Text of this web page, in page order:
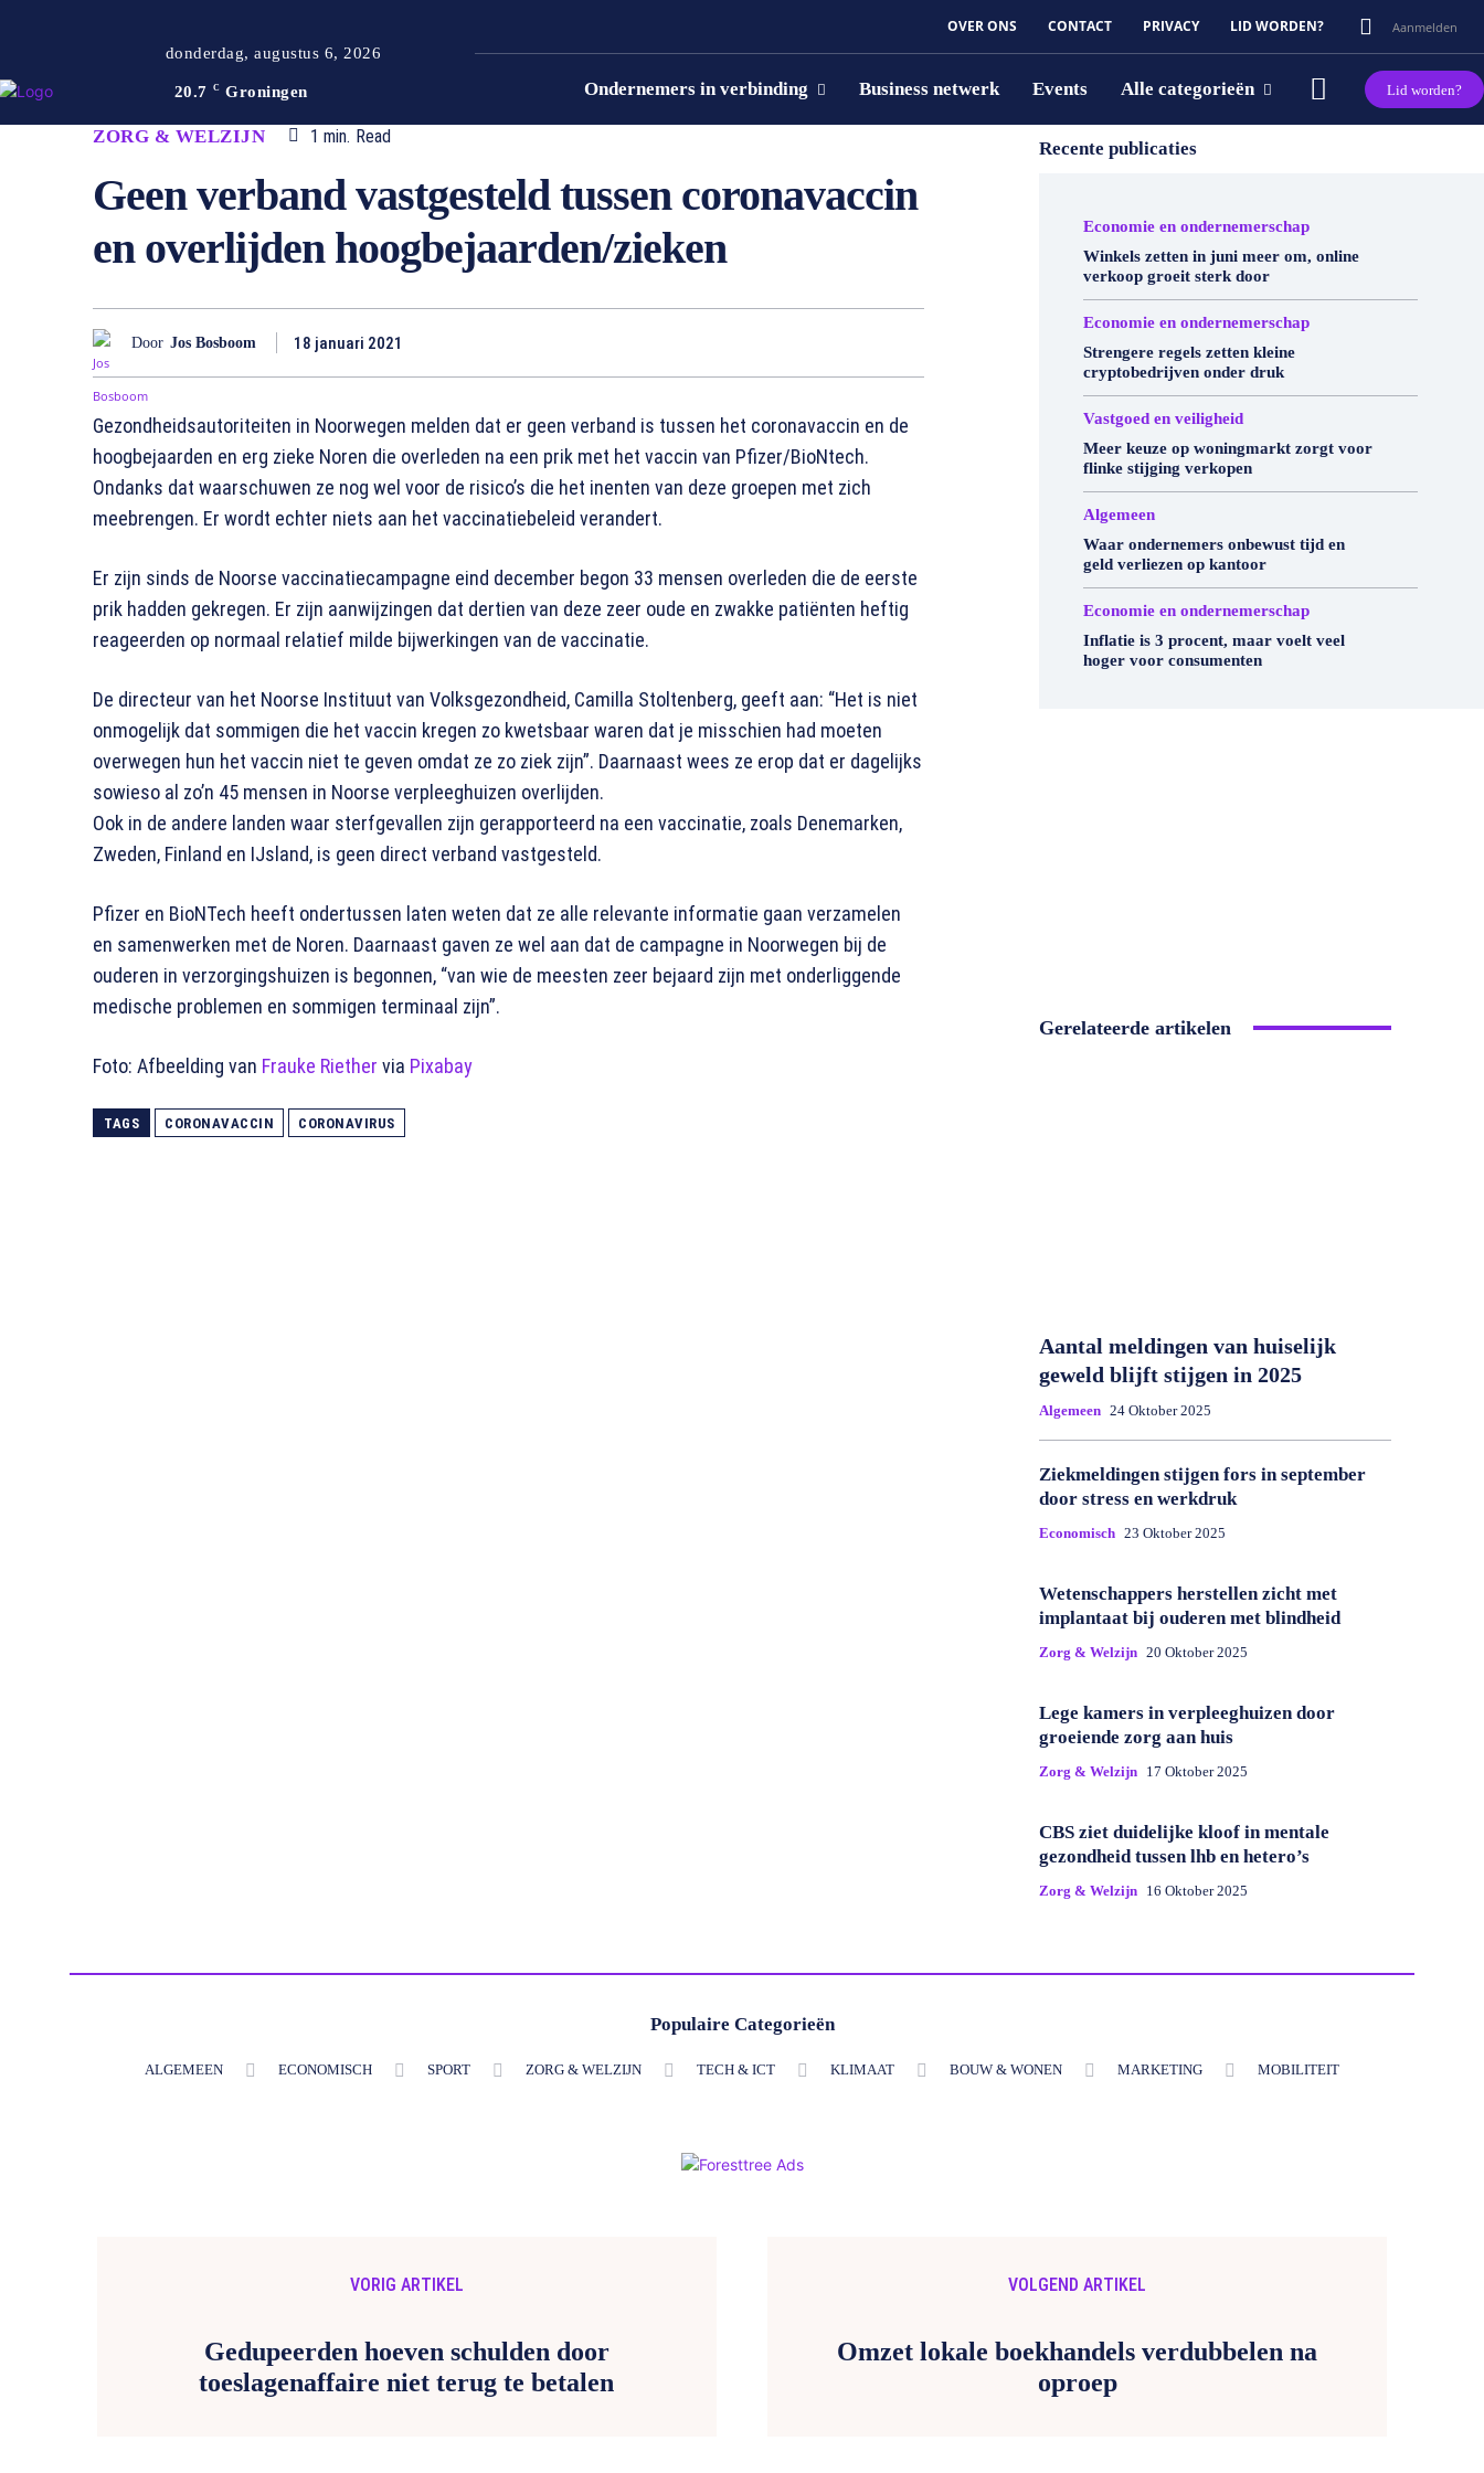
donderdag, augustus 6, 2026
20.7 C Groningen
OVER ONS CONTACT PRIVACY LID WORDEN? Aanmelden
Ondernemers in verbinding Business netwerk Events Alle categorieën Lid worden?
ZORG & WELZIJN 1 min. Read
Geen verband vastgesteld tussen coronavaccin
en overlijden hoogbejaarden/zieken
Door Jos Bosboom 18 januari 2021
Gezondheidsautoriteiten in Noorwegen melden dat er geen verband is tussen het coronavaccin en de
hoogbejaarden en erg zieke Noren die overleden na een prik met het vaccin van Pfizer/BioNtech.
Ondanks dat waarschuwen ze nog wel voor de risico’s die het inenten van deze groepen met zich
meebrengen. Er wordt echter niets aan het vaccinatiebeleid verandert.
Er zijn sinds de Noorse vaccinatiecampagne eind december begon 33 mensen overleden die de eerste
prik hadden gekregen. Er zijn aanwijzingen dat dertien van deze zeer oude en zwakke patiënten heftig
reageerden op normaal relatief milde bijwerkingen van de vaccinatie.
De directeur van het Noorse Instituut van Volksgezondheid, Camilla Stoltenberg, geeft aan: “Het is niet
onmogelijk dat sommigen die het vaccin kregen zo kwetsbaar waren dat je misschien had moeten
overwegen hun het vaccin niet te geven omdat ze zo ziek zijn”. Daarnaast wees ze erop dat er dagelijks
sowieso al zo’n 45 mensen in Noorse verpleeghuizen overlijden.
Ook in de andere landen waar sterfgevallen zijn gerapporteerd na een vaccinatie, zoals Denemarken,
Zweden, Finland en IJsland, is geen direct verband vastgesteld.
Pfizer en BioNTech heeft ondertussen laten weten dat ze alle relevante informatie gaan verzamelen
en samenwerken met de Noren. Daarnaast gaven ze wel aan dat de campagne in Noorwegen bij de
ouderen in verzorgingshuizen is begonnen, “van wie de meesten zeer bejaard zijn met onderliggende
medische problemen en sommigen terminaal zijn”.
Foto: Afbeelding van Frauke Riether via Pixabay
TAGS CORONAVACCIN CORONAVIRUS
Recente publicaties
Economie en ondernemerschap
Winkels zetten in juni meer om, online
verkoop groeit sterk door
Economie en ondernemerschap
Strengere regels zetten kleine
cryptobedrijven onder druk
Vastgoed en veiligheid
Meer keuze op woningmarkt zorgt voor
flinke stijging verkopen
Algemeen
Waar ondernemers onbewust tijd en
geld verliezen op kantoor
Economie en ondernemerschap
Inflatie is 3 procent, maar voelt veel
hoger voor consumenten
Gerelateerde artikelen
Aantal meldingen van huiselijk
geweld blijft stijgen in 2025
Algemeen 24 Oktober 2025
Ziekmeldingen stijgen fors in september
door stress en werkdruk
Economisch 23 Oktober 2025
Wetenschappers herstellen zicht met
implantaat bij ouderen met blindheid
Zorg & Welzijn 20 Oktober 2025
Lege kamers in verpleeghuizen door
groeiende zorg aan huis
Zorg & Welzijn 17 Oktober 2025
CBS ziet duidelijke kloof in mentale
gezondheid tussen lhb en hetero’s
Zorg & Welzijn 16 Oktober 2025
Populaire Categorieën
ALGEMEEN ECONOMISCH SPORT ZORG & WELZIJN TECH & ICT KLIMAAT BOUW & WONEN MARKETING MOBILITEIT
VORIG ARTIKEL
Gedupeerden hoeven schulden door
toeslagenaffaire niet terug te betalen
VOLGEND ARTIKEL
Omzet lokale boekhandels verdubbelen na
oproep